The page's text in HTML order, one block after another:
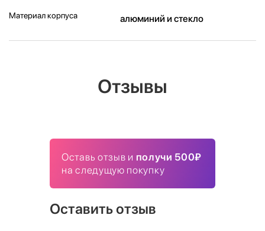
Материал корпуса алюминий и стекло
Отзывы
Оставь отзыв и получи 500₽
на следущую покупку
Оставить отзыв